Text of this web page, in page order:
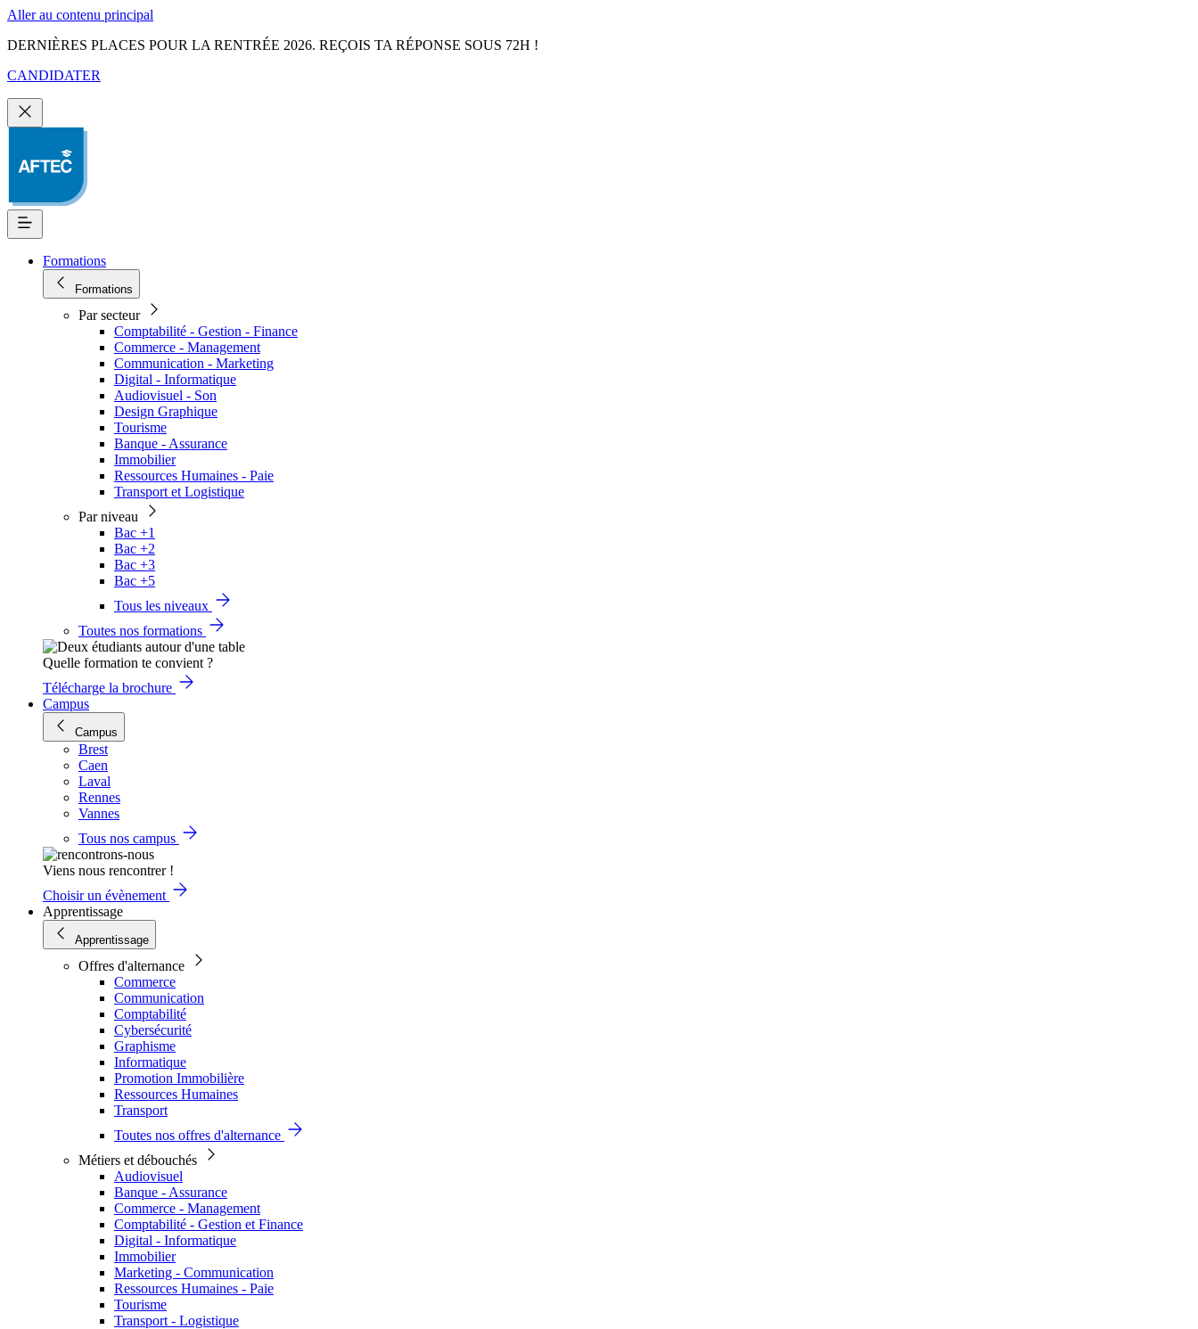
Aller au contenu principal
DERNIÈRES PLACES POUR LA RENTRÉE 2026. REÇOIS TA RÉPONSE SOUS 72H !
CANDIDATER
Formations
Formations
Par secteur
Comptabilité - Gestion - Finance
Commerce - Management
Communication - Marketing
Digital - Informatique
Audiovisuel - Son
Design Graphique
Tourisme
Banque - Assurance
Immobilier
Ressources Humaines - Paie
Transport et Logistique
Par niveau
Bac +1
Bac +2
Bac +3
Bac +5
Tous les niveaux
Toutes nos formations
Quelle formation te convient ?
Télécharge la brochure
Campus
Campus
Brest
Caen
Laval
Rennes
Vannes
Tous nos campus
Viens nous rencontrer !
Choisir un évènement
Apprentissage
Apprentissage
Offres d'alternance
Commerce
Communication
Comptabilité
Cybersécurité
Graphisme
Informatique
Promotion Immobilière
Ressources Humaines
Transport
Toutes nos offres d'alternance
Métiers et débouchés
Audiovisuel
Banque - Assurance
Commerce - Management
Comptabilité - Gestion et Finance
Digital - Informatique
Immobilier
Marketing - Communication
Ressources Humaines - Paie
Tourisme
Transport - Logistique